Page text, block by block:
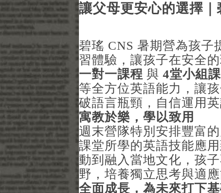
讓父母更安心的選擇
碧瑤 CNS 暑期營為孩子
習體驗，讓孩子在安全
一對一課程 與 4堂小組課
等全方位英語能力，讓
破語言瓶頸，自信運用
寓教於樂，學以致用
週末營隊特別安排豐富
課堂所學的英語技能應
動到融入當地文化，孩
野，培養獨立思考與適
全面成長，為未來打下